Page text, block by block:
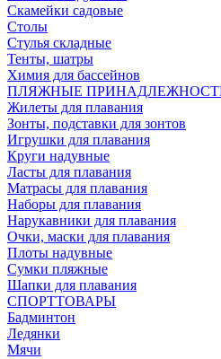
Скамейки садовые
Столы
Стулья складные
Тенты, шатры
Химия для бассейнов
ПЛЯЖНЫЕ
Жилеты для плавания
Зонты, подставки для зонтов
Игрушки для плавания
Круги надувные
Ласты для плавания
Матрасы для плавания
Наборы для плавания
Нарукавники для плавания
Очки, маски для плавания
Плоты надувные
Сумки пляжные
Шапки для плавания
СПОРТТОВАРЫ
Бадминтон
Ледянки
Мячи